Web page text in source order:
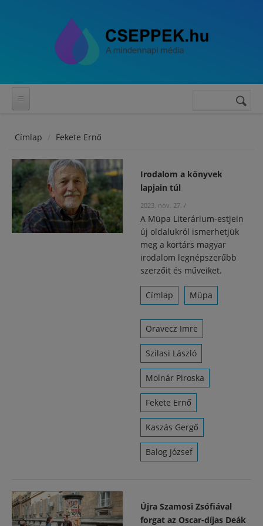
Keresés
Címlap Fekete Ernő
Irodalom a könyvek
lapjain túl
2023. nov. 27. /
A Müpa Literárium-estjein
új oldalukról ismerhetjük
meg a kortárs magyar
irodalom legnépszerűbb
szerzőit és műveiket.
Címlap Müpa
Oravecz Imre
Szilasi László
Molnár Piroska
Fekete Ernő
Kaszás Gergő
Balog József
Újra Szamosi Zsófiával
forgat az Oscar-díjas Deák